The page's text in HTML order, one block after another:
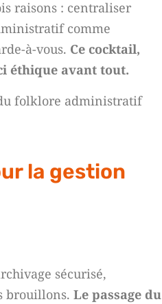
raisons : centraliser
comme
à-vous. Ce cocktail,
éthique avant tout.
folklore administratif
la gestion
sécurisé,
brouillons. Le passage du